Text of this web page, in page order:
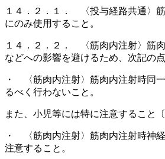
１４．２．１． 〈投与経路共通〉
にのみ使用すること。
１４．２．２． 〈筋肉内注射〉筋
などへの影響を避けるため、次記の
・ 〈筋肉内注射〉筋肉内注射時同
るべく行わないこと。
また、小児等には特に注意すること
・ 〈筋肉内注射〉筋肉内注射時神
注意すること。